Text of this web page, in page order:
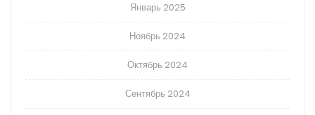
Январь 2025
Ноябрь 2024
Октябрь 2024
Сентябрь 2024